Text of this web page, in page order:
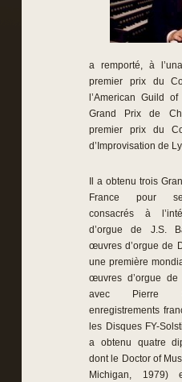
a remporté, à
premier prix du
l’American Guild
Grand Prix de
premier prix du
d’Improvisation de
Il a obtenu trois
France pour
consacrés à
d’orgue de J.S.
œuvres d’orgue de
une première
œuvres d’orgue
avec Pierre
enregistrements
les Disques FY-
a obtenu quatre
dont le Doctor of
Michigan,